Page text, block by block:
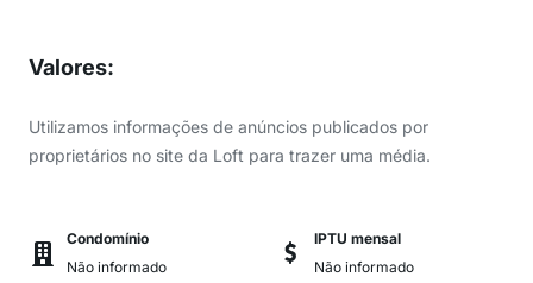
Valores:
Utilizamos informações de anúncios publicados por
proprietários no site da Loft para trazer uma média.
Condomínio
Não informado
IPTU mensal
Não informado